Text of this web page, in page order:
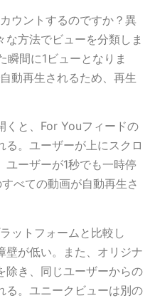
ウントするのですか？異
方法でビューを分類しま
間に1ビューとなりま
動再生されるため、再生
くと、For Youフィードの
。ユーザーが上にスクロ
ユーザーが1秒でも一時停
べての動画が自動再生さ
ットフォームと比較し
壁が低い。また、オリジナ
除き、同じユーザーからの
る。ユニークビューは別の